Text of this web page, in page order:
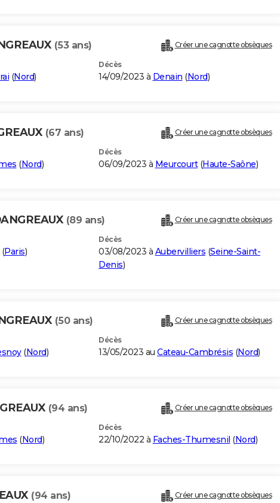
(53 ans) Créer une cagnotte obsèques
(Nord)
Décès
14/09/2023 à Denain (Nord)
(67 ans) Créer une cagnotte obsèques
(Nord)
Décès
06/09/2023 à Meurcourt(Haute-Saône)
(89 ans) Créer une cagnotte obsèques
(Paris)
Décès
03/08/2023 à Aubervilliers (Seine-Saint-
Denis)
(50 ans) Créer une cagnotte obsèques
(Nord)
Décès
13/05/2023 au Cateau-Cambrésis (Nord)
(94 ans) Créer une cagnotte obsèques
(Nord)
Décès
22/10/2022 à Faches-Thumesnil (Nord)
(94 ans) Créer une cagnotte obsèques